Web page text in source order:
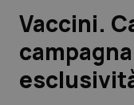
Lavoro e
Scienza e
Studi e Analisi
Vaccini.